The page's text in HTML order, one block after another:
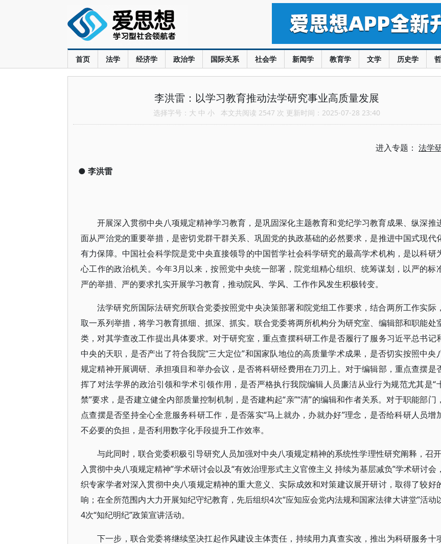
首页 法学 经济学 政治学 国际关系 社会学 新闻学 教育学 文学 历史学
李洪雷：以学习教育推动法学研究事业高质量发展
选择字号： 大 中 小 本文共阅读 2547 次 更新时间：2025-07-28 23:40
进入专题： 法学
● 李洪雷
开展深入贯彻中央八项规定精神学习教育，是巩固深化主题教育和党纪学习教育成果、纵深推
面从严治党的重要举措，是密切党群干群关系、巩固党的执政基础的必然要求，是推进中国式现代
有力保障。中国社会科学院是党中央直接领导的中国哲学社会科学研究的最高学术机构，是以科研
心工作的政治机关。今年3月以来，按照党中央统一部署，院党组精心组织、统筹谋划，以严的标准
严的举措、严的要求扎实开展学习教育，推动院风、学风、工作作风发生积极转变。
法学研究所国际法研究所联合党委按照党中央决策部署和院党组工作要求，结合两所工作实际
取一系列举措，将学习教育抓细、抓深、抓实。联合党委将两所机构分为研究室、编辑部和职能处
类，对其学查改工作提出具体要求。对于研究室，重点查摆科研工作是否履行了服务习近平总书记
中央的天职，是否产出了符合我院“三大定位”和国家队地位的高质量学术成果，是否切实按照中央
规定精神开展调研、承担项目和举办会议，是否将科研经费用在刀刃上。对于编辑部，重点查摆是
挥了对法学界的政治引领和学术引领作用，是否严格执行我院编辑人员廉洁从业行为规范尤其是“
禁”要求，是否建立健全内部质量控制机制，是否建构起“亲”“清”的编辑和作者关系。对于职能部门
点查摆是否坚持全心全意服务科研工作，是否落实“马上就办，办就办好”理念，是否给科研人员增
不必要的负担，是否利用数字化手段提升工作效率。
与此同时，联合党委积极引导研究人员加强对中央八项规定精神的系统性学理性研究阐释，召
入贯彻中央八项规定精神”学术研讨会以及“有效治理形式主义官僚主义 持续为基层减负”学术研讨会
织专家学者对深入贯彻中央八项规定精神的重大意义、实际成效和对策建议展开研讨，取得了较好
响；在全所范围内大力开展知纪守纪教育，先后组织4次“应知应会党内法规和国家法律大讲堂”活动
4次“知纪明纪”政策宣讲活动。
下一步，联合党委将继续坚决扛起作风建设主体责任，持续用力真查实改，推出为科研服务十